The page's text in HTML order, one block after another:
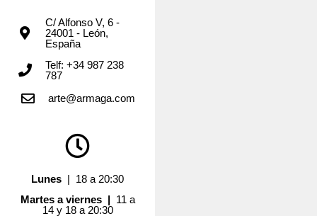
C/ Alfonso V, 6 -
24001 - León,
España
Telf: +34 987 238
787
arte@armaga.com
Lunes | 18 a 20:30
Martes a viernes | 11 a
14 y 18 a 20:30